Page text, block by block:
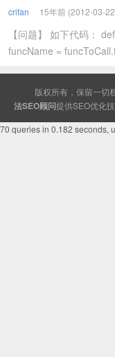
crifan 15年前 (2012-03-
【问题】 如下代码：
funcName =
版权所有，保留一切
法SEO顾问提供SEO优化
70 queries in 0.182 seconds,